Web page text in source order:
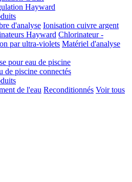
Hayward
d'analyse Ionisation cuivre argent
Hayward Chlorinateur -
par ultra-violets Matériel d'analyse
pour eau de piscine
de piscine connectés
de l'eau Reconditionnés Voir tous